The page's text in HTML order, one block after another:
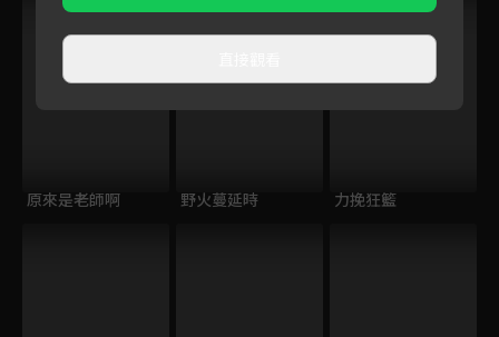
原來是老師啊 野火蔓延時 力挽狂籃